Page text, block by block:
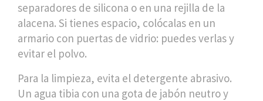
separadores de silicona o en una rejilla de la
alacena. Si tienes espacio, colócalas en un
armario con puertas de vidrio: puedes verlas y
evitar el polvo.
Para la limpieza, evita el detergente abrasivo.
Un agua tibia con una gota de jabón neutro y